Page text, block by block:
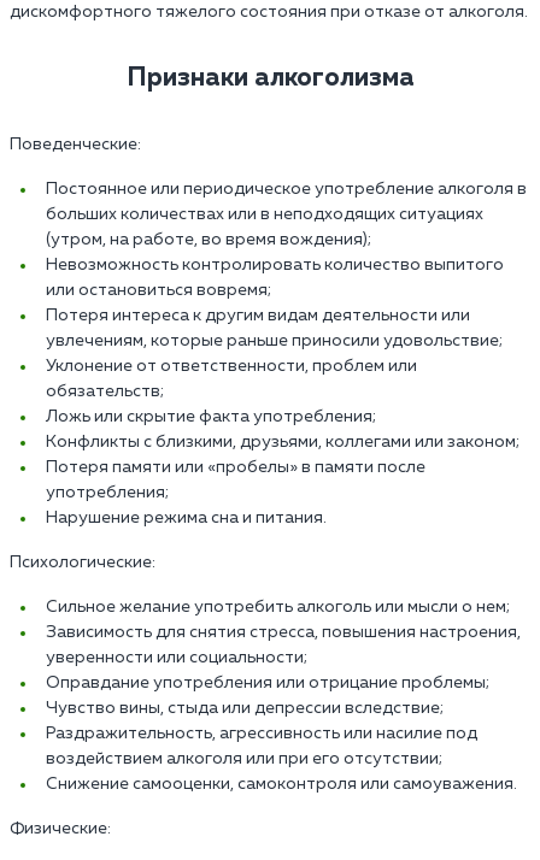
дискомфортного тяжелого состояния при отказе от алкоголя.
Признаки алкоголизма
Поведенческие:
Постоянное или периодическое употребление алкоголя в
больших количествах или в неподходящих ситуациях
(утром, на работе, во время вождения);
Невозможность контролировать количество выпитого
или остановиться вовремя;
Потеря интереса к другим видам деятельности или
увлечениям, которые раньше приносили удовольствие;
Уклонение от ответственности, проблем или
обязательств;
Ложь или скрытие факта употребления;
Конфликты с близкими, друзьями, коллегами или законом;
Потеря памяти или «пробелы» в памяти после
употребления;
Нарушение режима сна и питания.
Психологические:
Сильное желание употребить алкоголь или мысли о нем;
Зависимость для снятия стресса, повышения настроения,
уверенности или социальности;
Оправдание употребления или отрицание проблемы;
Чувство вины, стыда или депрессии вследствие;
Раздражительность, агрессивность или насилие под
воздействием алкоголя или при его отсутствии;
Снижение самооценки, самоконтроля или самоуважения.
Физические: